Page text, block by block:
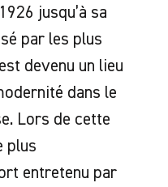
jusqu’à sa
par les plus
devenu un lieu
dans le
Lors de cette
plus
entretenu par